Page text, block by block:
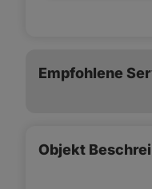
Empfohlene
Objekt